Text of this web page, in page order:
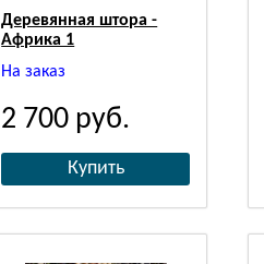
Деревянная штора -
Африка 1
На заказ
2 700 руб.